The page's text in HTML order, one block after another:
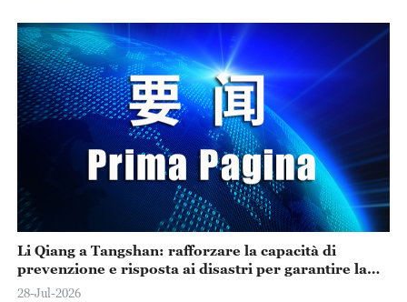
Li Qiang a Tangshan: rafforzare la capacità di
prevenzione e risposta ai disastri per garantire la
sicurezza della popolazione
28-Jul-2026